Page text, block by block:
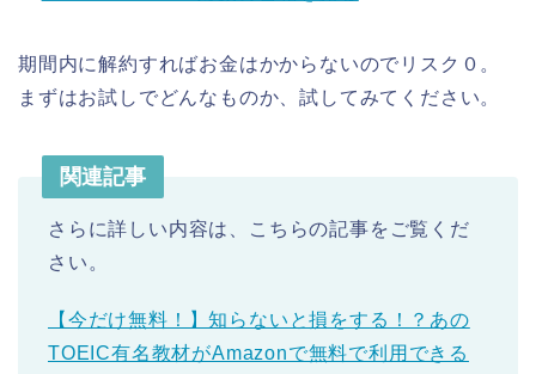
期間内に解約すればお金はかからないのでリスク０。
まずはお試しでどんなものか、試してみてください。
関連記事
さらに詳しい内容は、こちらの記事をご覧くだ
さい。
【今だけ無料！】知らないと損をする！？あの
TOEIC有名教材がAmazonで無料で利用できる